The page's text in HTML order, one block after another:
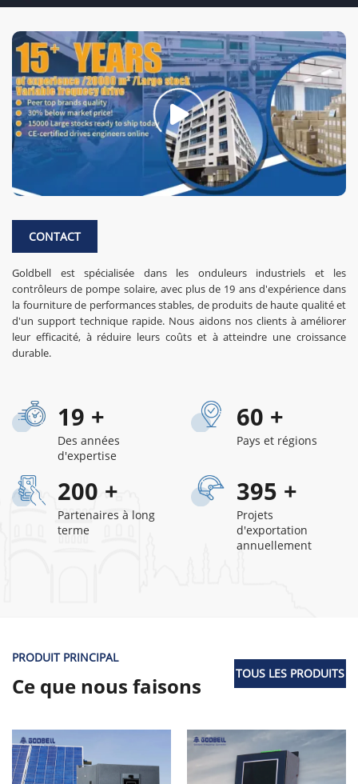
CONTACT
Goldbell est spécialisée dans les onduleurs industriels et les
contrôleurs de pompe solaire, avec plus de 19 ans d'expérience dans
la fourniture de performances stables, de produits de haute qualité et
d'un support technique rapide. Nous aidons nos clients à améliorer
leur efficacité, à réduire leurs coûts et à atteindre une croissance
durable.
19 +
Des années
d'expertise
60 +
Pays et régions
200 +
Partenaires à long
terme
395 +
Projets
d'exportation
annuellement
PRODUIT PRINCIPAL
Ce que nous faisons TOUS LES PRODUITS